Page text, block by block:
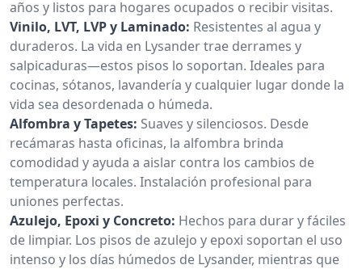
años y listos para hogares ocupados o recibir visitas.
Vinilo, LVT, LVP y Laminado: Resistentes al agua y
duraderos. La vida en Lysander trae derrames y
salpicaduras—estos pisos lo soportan. Ideales para
cocinas, sótanos, lavandería y cualquier lugar donde la
vida sea desordenada o húmeda.
Alfombra y Tapetes: Suaves y silenciosos. Desde
recámaras hasta oficinas, la alfombra brinda
comodidad y ayuda a aislar contra los cambios de
temperatura locales. Instalación profesional para
uniones perfectas.
Azulejo, Epoxi y Concreto: Hechos para durar y fáciles
de limpiar. Los pisos de azulejo y epoxi soportan el uso
intenso y los días húmedos de Lysander, mientras que